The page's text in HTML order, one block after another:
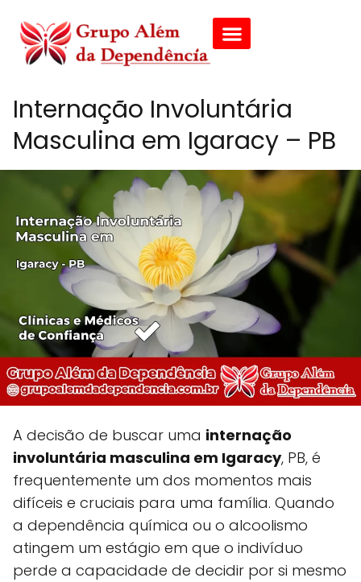
Internação Involuntária
Masculina em Igaracy – PB
A decisão de buscar uma internação
involuntária masculina em Igaracy, PB, é
frequentemente um dos momentos mais
difíceis e cruciais para uma família. Quando
a dependência química ou o alcoolismo
atingem um estágio em que o indivíduo
perde a capacidade de decidir por si mesmo